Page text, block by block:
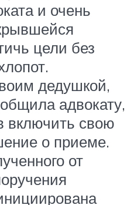
и очень
цели без
дедушкой,
адвокату,
включить свою
о приеме.
от